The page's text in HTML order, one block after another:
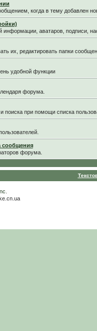
когда в тему добавлен
информации, аватаров, подписи,
их, редактировать папки
удобной функции
форума.
поиска при помощи списка
сообщения
форума.